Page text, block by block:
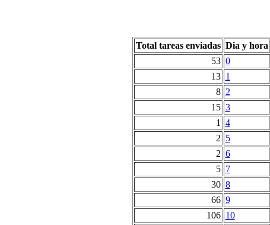
Total tareas enviadas Dia y hora
53 0
13 1
8 2
15 3
1
4
2 5
2 6
5 7
30 8
66 9
106 10